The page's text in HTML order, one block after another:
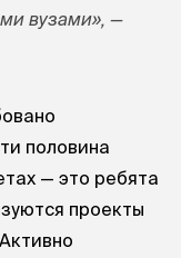
вузами», —
половина
— это ребята
проекты